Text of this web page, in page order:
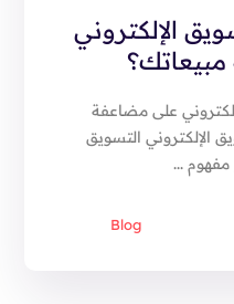
الإلكتروني
Blog
على مضاعفة
الإلكتروني التسويق
مفهوم ...